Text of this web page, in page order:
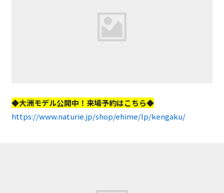
◆大洲モデル公開中！来場予約はこちら◆
https://www.naturie.jp/shop/ehime/lp/kengaku/